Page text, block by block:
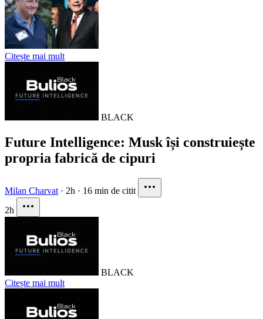
Citește mai mult
BLACK
Future Intelligence: Musk își construiește
propria fabrică de cipuri
Milan Charvat · 2h · 16 min de citit
2h
BLACK
Citește mai mult